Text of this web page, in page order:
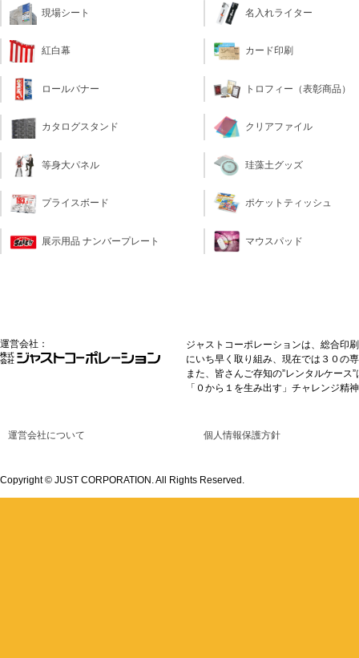
現場シート
紅白幕
ロールバナー
カタログスタンド
等身大パネル
プライスボード
展示用品 ナンバープレート
名入れライター
カード印刷
トロフィー（表彰商品）
クリアファイル
珪藻土グッズ
ポケットティッシュ
マウスパッド
運営会社：
ジャストコーポレーションは、総合印
にいち早く取り組み、現在では３０の
また、皆さんご存知の”レンタルケー
「０から１を生み出す」チャレンジ精
運営会社について 個人情報保護方針
Copyright © JUST CORPORATION. All Rights Reserved.